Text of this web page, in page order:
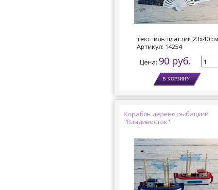
текстиль пластик 23х40 см
Артикул: 14254
Цена: 90 руб.
Корабль дерево рыбацкий
"Владивосток"